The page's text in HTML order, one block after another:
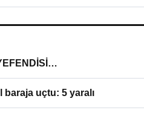
uçtu: 5 yaralı